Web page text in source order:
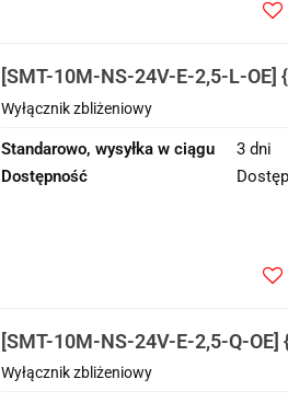
[SMT-10M-NS-24V-E-2,5-L-OE]
zbliżeniowy
Wyłącznik zbliżeniowy
Standarowo, wysyłka w ciągu
3 dni
Dostępność
[SMT-10M-NS-24V-E-2,5-Q-OE]
zbliżeniowy
Wyłącznik zbliżeniowy